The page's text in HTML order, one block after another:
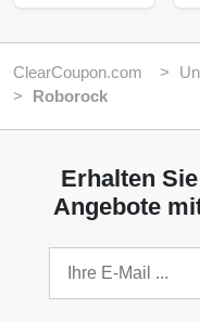
ClearCoupon.com
Roborock
Erhalten
Angebote